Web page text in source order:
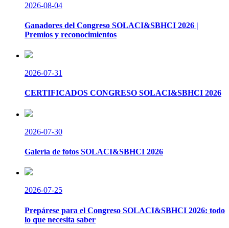
2026-08-04
Ganadores del Congreso SOLACI&SBHCI 2026 |
Premios y reconocimientos
2026-07-31
CERTIFICADOS CONGRESO SOLACI&SBHCI 2026
2026-07-30
Galería de fotos SOLACI&SBHCI 2026
2026-07-25
Prepárese para el Congreso SOLACI&SBHCI 2026: todo
lo que necesita saber